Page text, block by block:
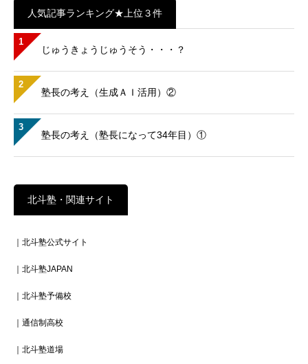
人気記事ランキング★上位３件
1
じゅうきょうじゅうそう・・・？
2
塾長の考え（生成ＡＩ活用）②
3
塾長の考え（塾長になって34年目）①
北斗塾・関連サイト
｜北斗塾公式サイト
｜北斗塾JAPAN
｜北斗塾予備校
｜通信制高校
｜北斗塾道場